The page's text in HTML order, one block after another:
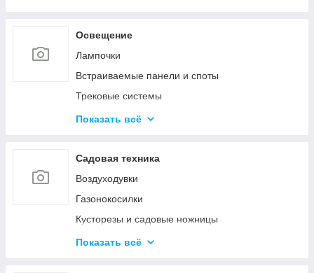
Освещение
Лампочки
Встраиваемые панели и споты
Трековые системы
Светодиодные линейные светильники
Настольные лампы
Наружное и промышленное освещение
Светодиодные фонарики
Светодиодные ленты
Умное освещение
Показать всё
Садовая техника
Воздуходувки
Газонокосилки
Кусторезы и садовые ножницы
Пилы цепные
Показать всё